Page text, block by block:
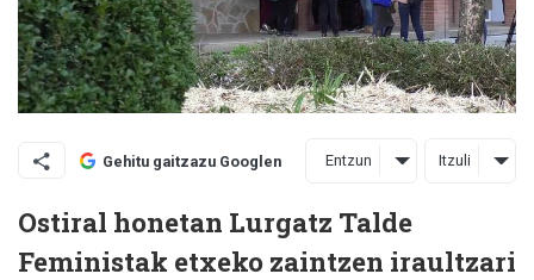
Gehitu gaitzazu Googlen Entzun Itzuli
Ostiral honetan Lurgatz Talde
Feministak etxeko zaintzen iraultzari